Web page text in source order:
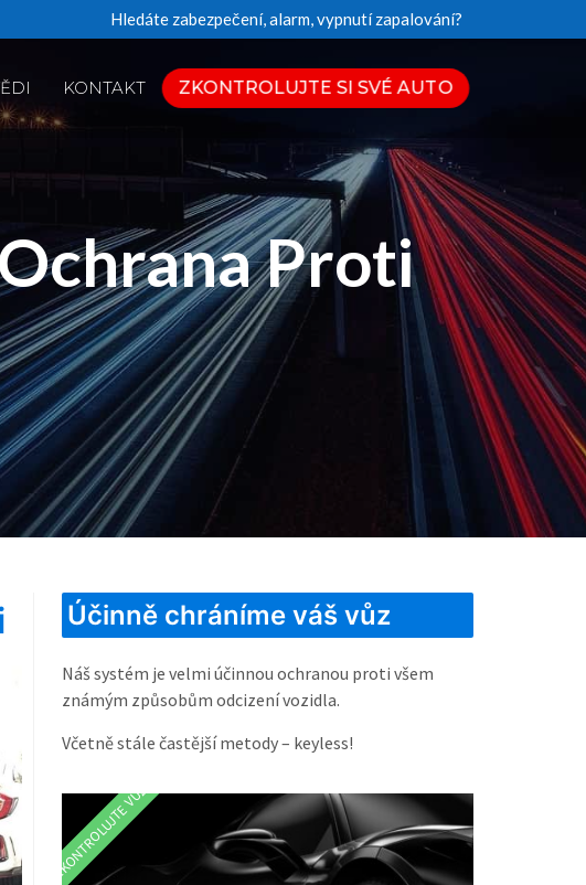
Hledáte zabezpečení, alarm, vypnutí zapalování?
KONTAKT ZKONTROLUJTE SI SVÉ AUTO
Proti
Účinně chráníme váš vůz
Náš systém je velmi účinnou ochranou proti všem
známým způsobům odcizení vozidla.
Včetně stále častější metody – keyless!
ZKONTROLUJTE VŮZ